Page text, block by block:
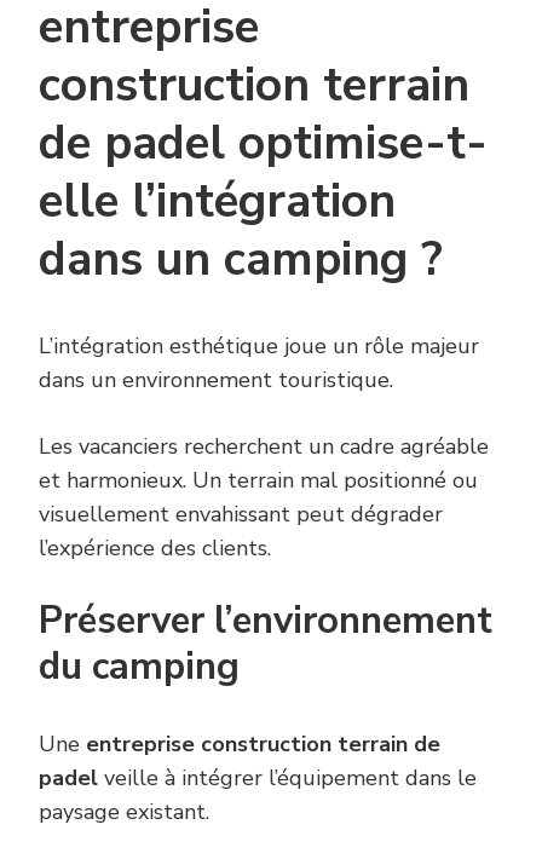
entreprise
construction terrain
de padel optimise-t-
elle l’intégration
dans un camping ?
L’intégration esthétique joue un rôle majeur
dans un environnement touristique.
Les vacanciers recherchent un cadre agréable
et harmonieux. Un terrain mal positionné ou
visuellement envahissant peut dégrader
l’expérience des clients.
Préserver l’environnement
du camping
Une entreprise construction terrain de
padel veille à intégrer l’équipement dans le
paysage existant.